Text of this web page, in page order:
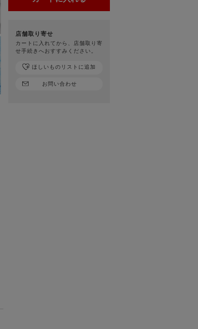
店舗取り寄せ
カートに入れてから、店舗取り寄
せ手続きへおすすみください。
お問い合わせ
ほしいものリストに追加